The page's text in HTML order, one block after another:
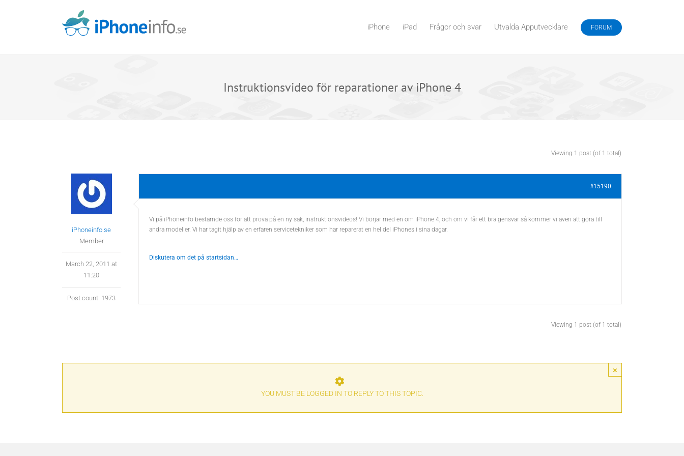
iPhone iPad Frågor och svar Utvalda Apputvecklare FORUM
Instruktionsvideo för reparationer av iPhone 4
Viewing 1 post (of 1 total)
iPhoneinfo.se
Member
March 22, 2011 at
11:20
Post count: 1973
#15190
Vi på iPhoneinfo bestämde oss för att prova på en ny sak, instruktionsvideos! Vi börjar med en om iPhone 4, och om vi får ett bra gensvar så kommer vi även att göra till
andra modeller. Vi har tagit hjälp av en erfaren servicetekniker som har reparerat en hel del iPhones i sina dagar.
Diskutera om det på startsidan…
Viewing 1 post (of 1 total)
×
YOU MUST BE LOGGED IN TO REPLY TO THIS TOPIC.